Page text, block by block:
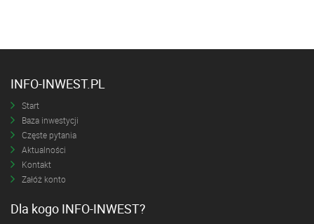
INFO-INWEST.PL
Start
Baza inwestycji
Częste pytania
Aktualności
Kontakt
Załóż konto
Dla kogo INFO-INWEST?